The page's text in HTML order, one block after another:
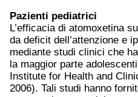
Pazienti pediatrici
L’efficacia di atomoxetina
da deficit dell’attenzione e
mediante studi clinici che
la maggior parte
Institute for Health and
2006). Tali studi hanno